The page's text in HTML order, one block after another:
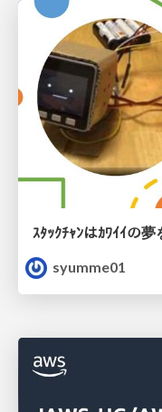
ｽﾀｯｸﾁｬﾝはｶﾜｲｲの夢
syumme01